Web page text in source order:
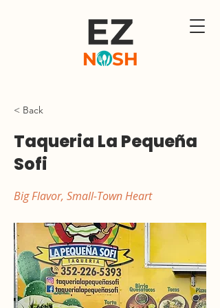
< Back
Taqueria La Pequeña
Sofi
Big Flavor, Small-Town Heart